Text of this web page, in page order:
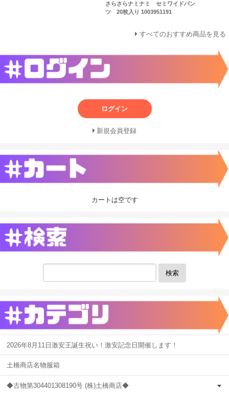
さらさらナミナミ セミワイドパン
ツ 20枚入り 1003951191
すべてのおすすめ商品を見る
ログイン
新規会員登録
カートは空です
検索
2026年8月11日激安王誕生祝い！激安記念日開催します！
土橋商店名物服箱
◆古物第304401308190号 (株)土橋商店◆